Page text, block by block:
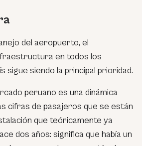
del aeropuerto, el
en todos los
sigue siendo la principal prioridad.
peruano es una dinámica
cifras de pasajeros que se están
que teóricamente ya
dos años: significa que había un